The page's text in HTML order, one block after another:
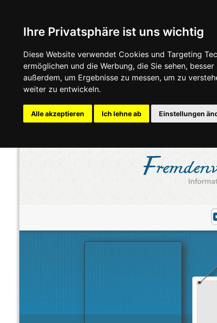
Ihre Privatsphäre ist uns wichtig
Diese Website verwendet Cookies und Targeting
ermöglichen und die Werbung, die Sie sehen,
außerdem, um Ergebnisse zu messen, um zu
weiter zu entwickeln.
Alle akzeptieren Ich lehne ab Einstellungen